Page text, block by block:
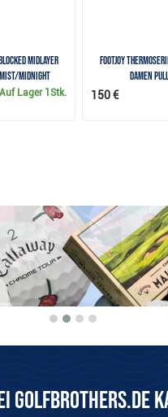
Midlayer
midnight
Auf Lager 1Stk.
FootJoy
Damen
150 €
Golfbrothers.de